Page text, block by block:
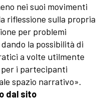
nei suoi movimenti
riflessione sulla propria
per problemi
la possibilità di
a volte utilmente
per i partecipanti
spazio narrativo».
dal sito